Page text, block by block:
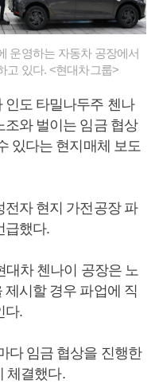
운영하는 자동차 공장에서
고 있다. <현대차그룹>
인도 타밀나두주 첸나
와 벌이는 임금 협상
있다는 현지매체 보도
자 현지 가전공장 파
급했다.
대차 첸나이 공장은 노
시할 경우 파업에 직
다.
다 임금 협상을 진행한
체결했다.